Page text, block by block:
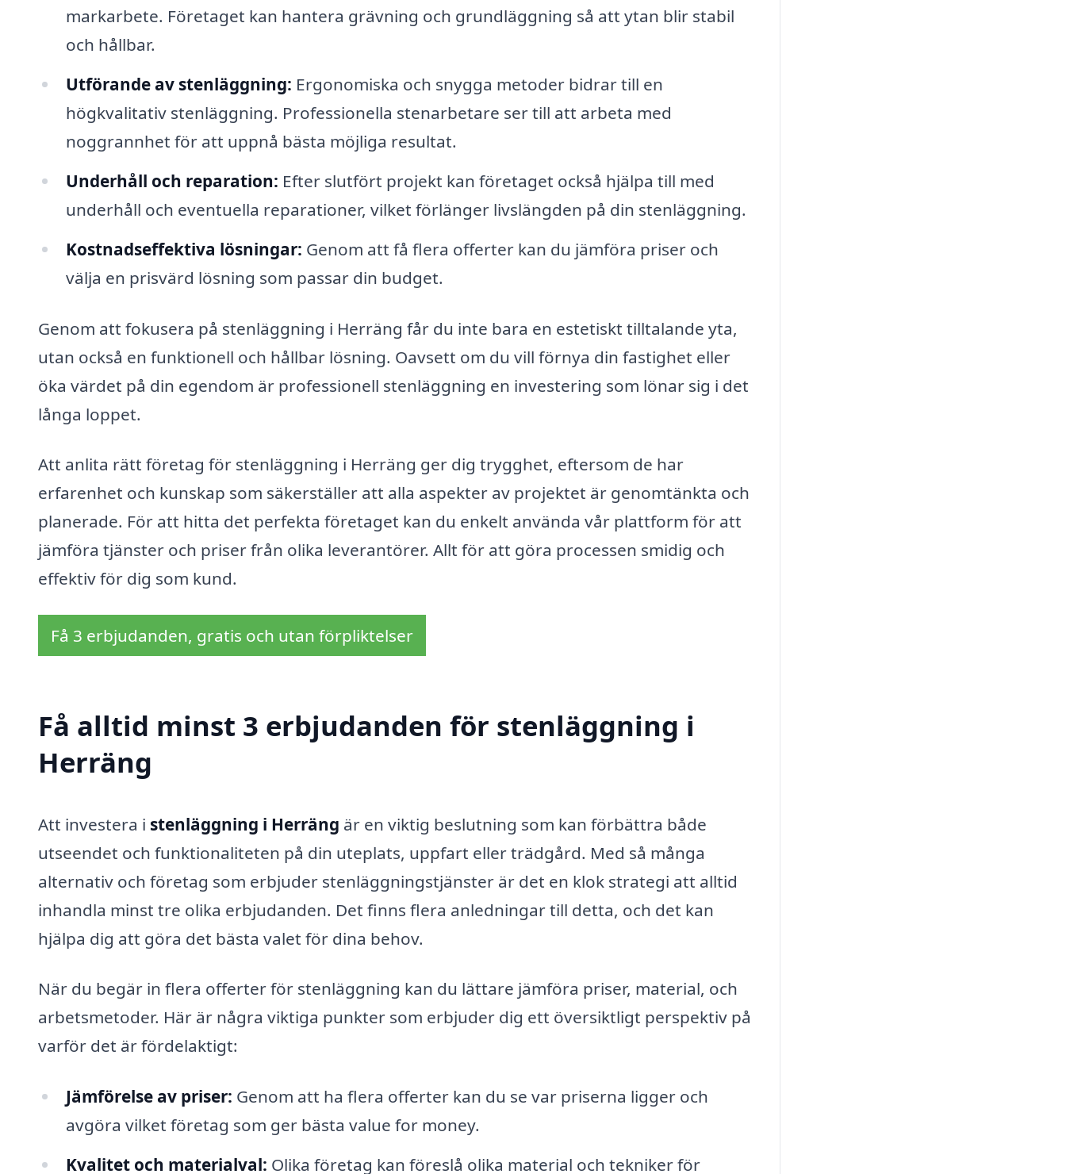
markarbete. Företaget kan hantera grävning och grundläggning så att ytan blir stabil
och hållbar.
Utförande av stenläggning: Ergonomiska och snygga metoder bidrar till en
högkvalitativ stenläggning. Professionella stenarbetare ser till att arbeta med
noggrannhet för att uppnå bästa möjliga resultat.
Underhåll och reparation: Efter slutfört projekt kan företaget också hjälpa till med
underhåll och eventuella reparationer, vilket förlänger livslängden på din stenläggning.
Kostnadseffektiva lösningar: Genom att få flera offerter kan du jämföra priser och
välja en prisvärd lösning som passar din budget.
Genom att fokusera på stenläggning i Herräng får du inte bara en estetiskt tilltalande yta,
utan också en funktionell och hållbar lösning. Oavsett om du vill förnya din fastighet eller
öka värdet på din egendom är professionell stenläggning en investering som lönar sig i det
långa loppet.
Att anlita rätt företag för stenläggning i Herräng ger dig trygghet, eftersom de har
erfarenhet och kunskap som säkerställer att alla aspekter av projektet är genomtänkta och
planerade. För att hitta det perfekta företaget kan du enkelt använda vår plattform för att
jämföra tjänster och priser från olika leverantörer. Allt för att göra processen smidig och
effektiv för dig som kund.
Få 3 erbjudanden, gratis och utan förpliktelser
Få alltid minst 3 erbjudanden för stenläggning i
Herräng
Att investera i stenläggning i Herräng är en viktig beslutning som kan förbättra både
utseendet och funktionaliteten på din uteplats, uppfart eller trädgård. Med så många
alternativ och företag som erbjuder stenläggningstjänster är det en klok strategi att alltid
inhandla minst tre olika erbjudanden. Det finns flera anledningar till detta, och det kan
hjälpa dig att göra det bästa valet för dina behov.
När du begär in flera offerter för stenläggning kan du lättare jämföra priser, material, och
arbetsmetoder. Här är några viktiga punkter som erbjuder dig ett översiktligt perspektiv på
varför det är fördelaktigt:
Jämförelse av priser: Genom att ha flera offerter kan du se var priserna ligger och
avgöra vilket företag som ger bästa value for money.
Kvalitet och materialval: Olika företag kan föreslå olika material och tekniker för